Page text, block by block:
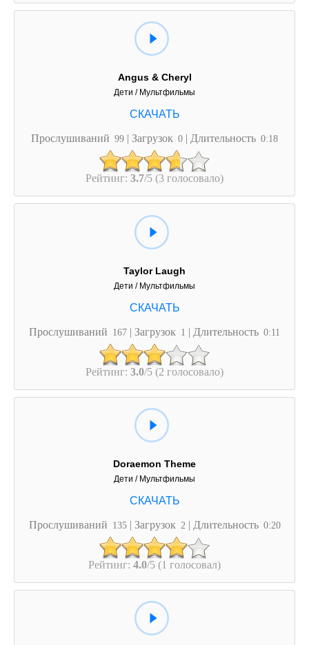
Angus & Cheryl
Дети / Мультфильмы
Прослушиваний 99 | Загрузок 0 | Длительность 0:18
Рейтинг: 3.7/5 (3 голосовало)
Taylor Laugh
Дети / Мультфильмы
Прослушиваний 167 | Загрузок 1 | Длительность 0:11
Рейтинг: 3.0/5 (2 голосовало)
Doraemon Theme
Дети / Мультфильмы
Прослушиваний 135 | Загрузок 2 | Длительность 0:20
Рейтинг: 4.0/5 (1 голосовал)